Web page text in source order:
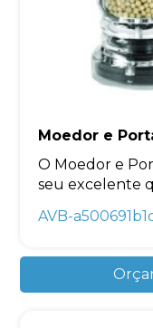
Moedor e
O Moedor e
seu excelente
AVB-